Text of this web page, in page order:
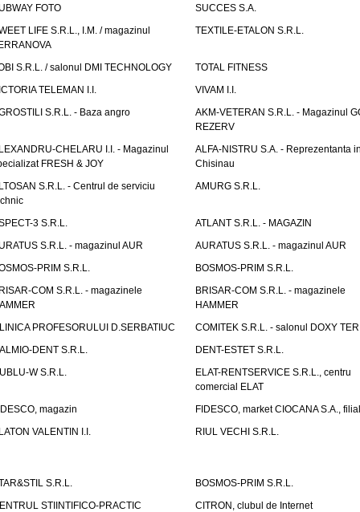
FOTO
SUCCES S.A.
LIFE S.R.L., I.M. / magazinul
TEXTILE-ETALON S.R.L.
S.R.L. / salonul DMI TECHNOLOGY
TOTAL FITNESS
TELEMAN I.I.
VIVAM I.I.
S.R.L. - Baza angro
AKM-VETERAN S.R.L. - Magazinul
REZERV
CHELARU I.I. - Magazinul
FRESH & JOY
ALFA-NISTRU S.A. - Reprezentanta
Chisinau
S.R.L. - Centrul de serviciu
AMURG S.R.L.
3 S.R.L.
ATLANT S.R.L. - MAGAZIN
S.R.L. - magazinul AUR
AURATUS S.R.L. - magazinul AUR
PRIM S.R.L.
BOSMOS-PRIM S.R.L.
COM S.R.L. - magazinele
BRISAR-COM S.R.L. - magazinele
HAMMER
PROFESORULUI D.SERBATIUC
COMITEK S.R.L. - salonul DOXY
DENT S.R.L.
DENT-ESTET S.R.L.
W S.R.L.
ELAT-RENTSERVICE S.R.L., centru
comercial ELAT
magazin
FIDESCO, market CIOCANA S.A.,
VALENTIN I.I.
RIUL VECHI S.R.L.
S.R.L.
BOSMOS-PRIM S.R.L.
STIINTIFICO-PRACTIC
CITRON, clubul de Internet